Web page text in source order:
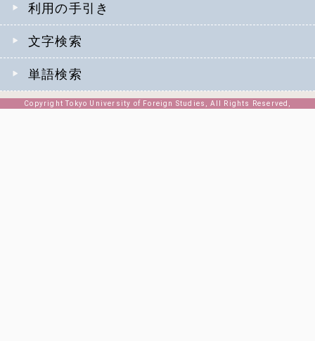
利用の手引き
文字検索
単語検索
Copyright Tokyo University of Foreign Studies, All Rights Reserved,